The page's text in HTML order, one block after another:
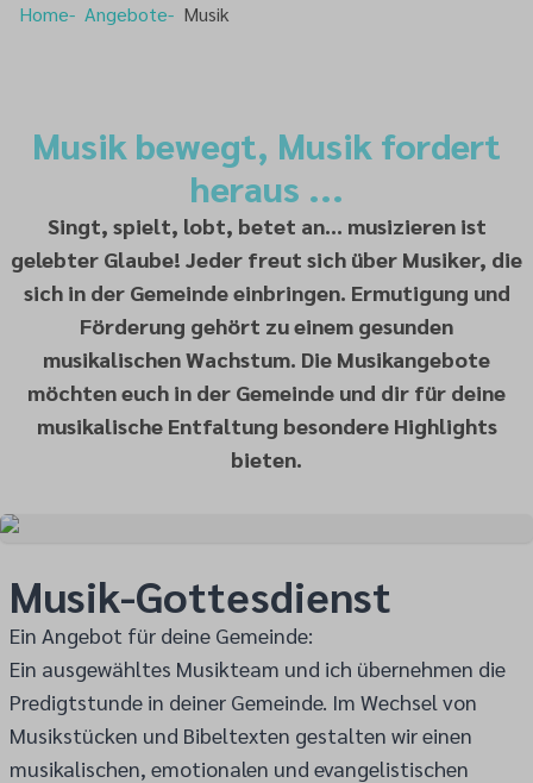
Home Angebote Musik
Musik bewegt, Musik fordert
heraus ...
Singt, spielt, lobt, betet an... musizieren ist
gelebter Glaube! Jeder freut sich über Musiker, die
sich in der Gemeinde einbringen. Ermutigung und
Förderung gehört zu einem gesunden
musikalischen Wachstum. Die Musikangebote
möchten euch in der Gemeinde und dir für deine
musikalische Entfaltung besondere Highlights
bieten.
Musik-Gottesdienst
Ein Angebot für deine Gemeinde:
Ein ausgewähltes Musikteam und ich übernehmen die
Predigtstunde in deiner Gemeinde. Im Wechsel von
Musikstücken und Bibeltexten gestalten wir einen
musikalischen, emotionalen und evangelistischen